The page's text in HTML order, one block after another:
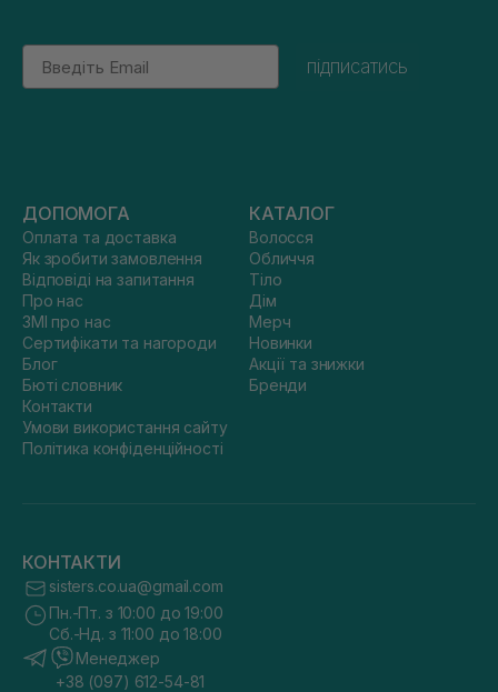
Email
підписатись
ДОПОМОГА
Оплата та доставка
Як зробити замовлення
Відповіді на запитання
Про нас
ЗМІ про нас
Сертифікати та нагороди
Блог
Бюті словник
Контакти
Умови використання сайту
Політика конфіденційності
КАТАЛОГ
Волосся
Обличчя
Тіло
Дім
Мерч
Новинки
Акції та знижки
Бренди
КОНТАКТИ
sisters.co.ua@gmail.com
Пн.-Пт. з 10:00 до 19:00
Сб.-Нд. з 11:00 до 18:00
Менеджер
+38 (097) 612-54-81